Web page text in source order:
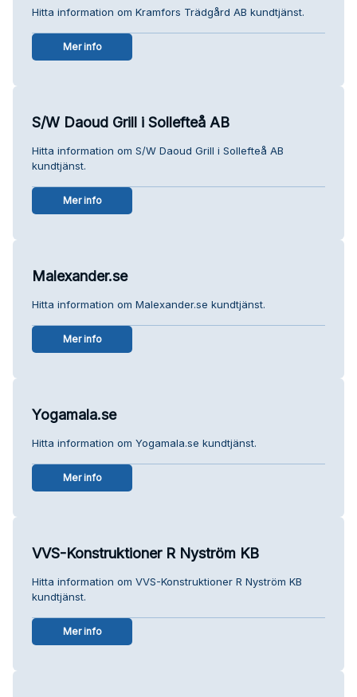
Hitta information om Kramfors Trädgård AB kundtjänst.
Mer info
S/W Daoud Grill i Sollefteå AB
Hitta information om S/W Daoud Grill i Sollefteå AB
kundtjänst.
Mer info
Malexander.se
Hitta information om Malexander.se kundtjänst.
Mer info
Yogamala.se
Hitta information om Yogamala.se kundtjänst.
Mer info
VVS-Konstruktioner R Nyström KB
Hitta information om VVS-Konstruktioner R Nyström KB
kundtjänst.
Mer info